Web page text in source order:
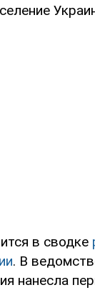
в сводке
. В
нанесла